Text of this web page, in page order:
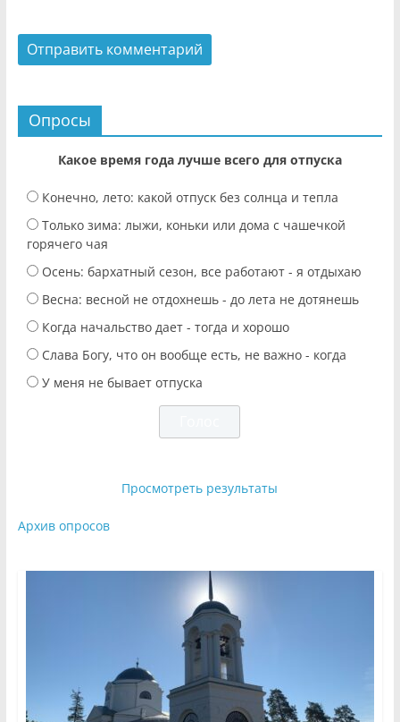
Опросы
Какое время года лучше всего для отпуска
Конечно, лето: какой отпуск без солнца и тепла
Только зима: лыжи, коньки или дома с чашечкой
горячего чая
Осень: бархатный сезон, все работают - я отдыхаю
Весна: весной не отдохнешь - до лета не дотянешь
Когда начальство дает - тогда и хорошо
Слава Богу, что он вообще есть, не важно - когда
У меня не бывает отпуска
Просмотреть результаты
Архив опросов